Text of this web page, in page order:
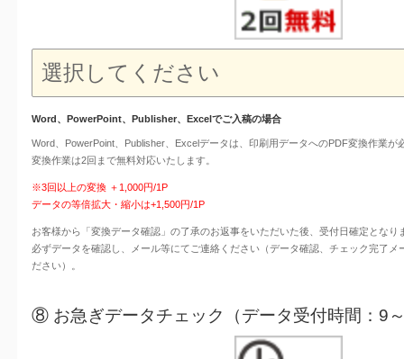
Word、PowerPoint、Publisher、Excelでご入稿の場合
Word、PowerPoint、Publisher、Excelデータは、印刷用データへのPDF変換作業が
変換作業は2回まで無料対応いたします。
※3回以上の変換 ＋1,000円/1P
データの等倍拡大・縮小は+1,500円/1P
お客様から「変換データ確認」の了承のお返事をいただいた後、受付日確定となり
必ずデータを確認し、メール等にてご連絡ください（データ確認、チェック完了メ
ださい）。
⑧ お急ぎデータチェック（データ受付時間：9